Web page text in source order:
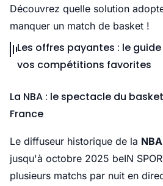
Découvrez quelle solution
manquer un match de basket !
Les offres payantes : le
vos compétitions favorites
La NBA : le spectacle du
France
Le diffuseur historique de la NBA
jusqu'à octobre 2025 beIN
plusieurs matchs par nuit en